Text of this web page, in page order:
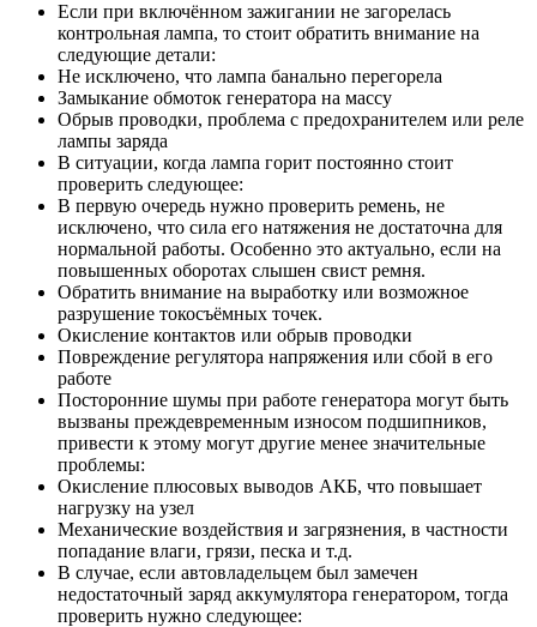
Если при включённом зажигании не загорелась
контрольная лампа, то стоит обратить внимание на
следующие детали:
Не исключено, что лампа банально перегорела
Замыкание обмоток генератора на массу
Обрыв проводки, проблема с предохранителем или реле
лампы заряда
В ситуации, когда лампа горит постоянно стоит
проверить следующее:
В первую очередь нужно проверить ремень, не
исключено, что сила его натяжения не достаточна для
нормальной работы. Особенно это актуально, если на
повышенных оборотах слышен свист ремня.
Обратить внимание на выработку или возможное
разрушение токосъёмных точек.
Окисление контактов или обрыв проводки
Повреждение регулятора напряжения или сбой в его
работе
Посторонние шумы при работе генератора могут быть
вызваны преждевременным износом подшипников,
привести к этому могут другие менее значительные
проблемы:
Окисление плюсовых выводов АКБ, что повышает
нагрузку на узел
Механические воздействия и загрязнения, в частности
попадание влаги, грязи, песка и т.д.
В случае, если автовладельцем был замечен
недостаточный заряд аккумулятора генератором, тогда
проверить нужно следующее: